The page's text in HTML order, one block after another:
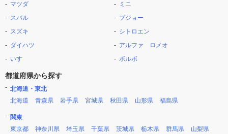
マツダ
スバル
スズキ
ダイハツ
いすゞ
ミニ
プジョー
シトロエン
アルファ ロメオ
ボルボ
都道府県から探す
北海道・東北
北海道
青森県 岩手県 宮城県 秋田県 山形県 福島県
関東
東京都
神奈川県 埼玉県 千葉県 茨城県 栃木県 群馬県 山梨県